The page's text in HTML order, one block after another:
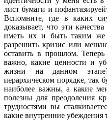
лист бумаги и
Вспомните, где в каких
доказывает, что эти
иметь их и быть таким
разрешить кризис или
оставить в прошлом.
важно, какие ценности и
жизни на данном
иерархическом порядке, так
наиболее важны, а какие
полезны для преодоления
трудностями вы
какие внутренние убеждения